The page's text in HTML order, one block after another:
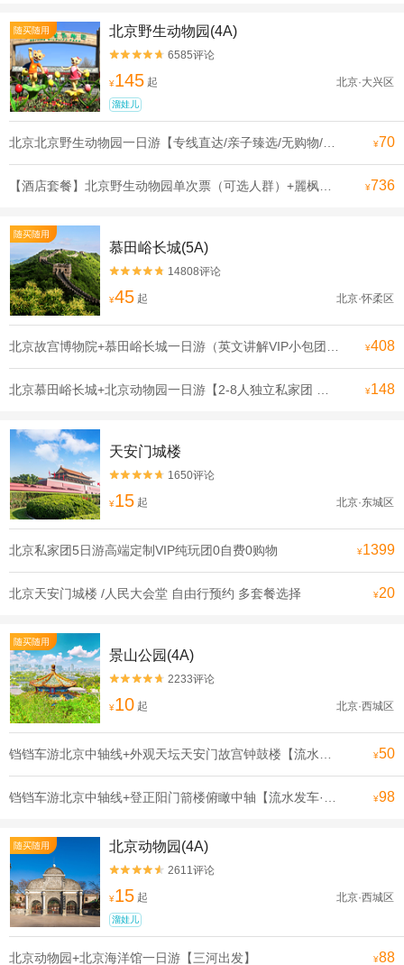
随买随用 北京野生动物园(4A)

 6585评论
¥145 起 北京·大兴区
溜娃儿
¥70
¥736
随买随用
慕田峪长城(5A)

 14808评论
¥45 起 北京·怀柔区
¥408
¥148
天安门城楼

 1650评论
¥15 起 北京·东城区
北京私家团5日游高端定制VIP纯玩团0自费0购物 ¥1399
北京天安门城楼 /人民大会堂 自由行预约 多套餐选择 ¥20
随买随用
景山公园(4A)

 2233评论
¥10 起 北京·西城区
¥50
¥98
随买随用 北京动物园(4A)

 2611评论
¥15 起 北京·西城区
溜娃儿
北京动物园+北京海洋馆一日游【三河出发】 ¥88